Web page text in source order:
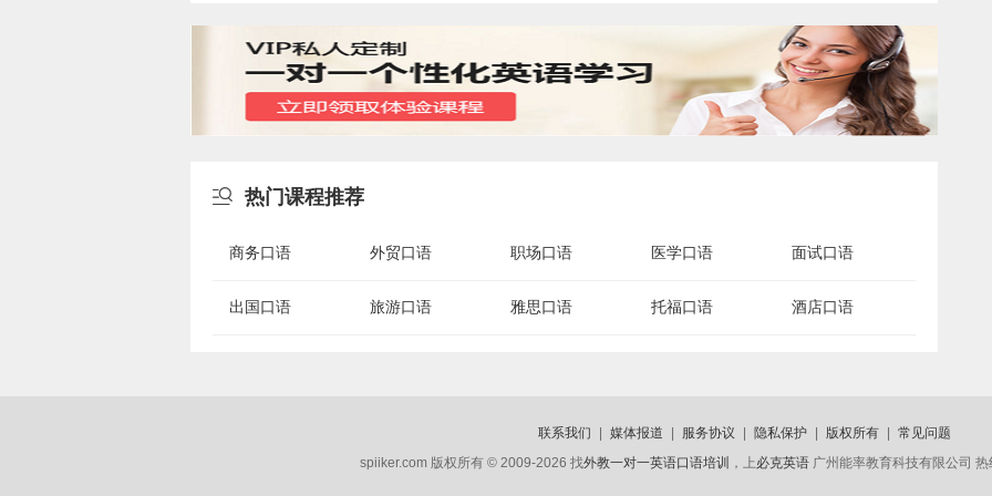
 热门课程推荐
商务口语 外贸口语 职场口语 医学口语 面试口语
出国口语 旅游口语 雅思口语 托福口语 酒店口语
联系我们 媒体报道 服务协议 隐私保护 版权所有
常见问题
spiiker.com 版权所有 © 2009-2026 找外教一对一英语口语培训 ，上必克英语 广州能率教育科技有限公司